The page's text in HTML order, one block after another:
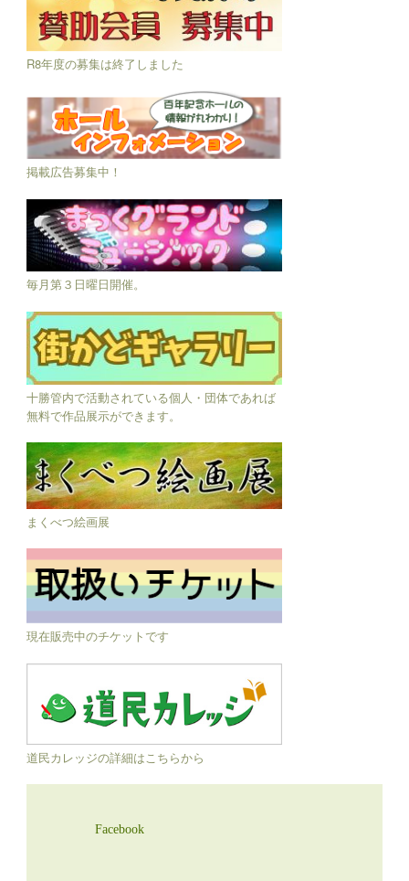
R8年度の募集は終了しました
掲載広告募集中！
毎月第３日曜日開催。
十勝管内で活動されている個人・団体であれば
無料で作品展示ができます。
まくべつ絵画展
現在販売中のチケットです
道民カレッジの詳細はこちらから
Facebook